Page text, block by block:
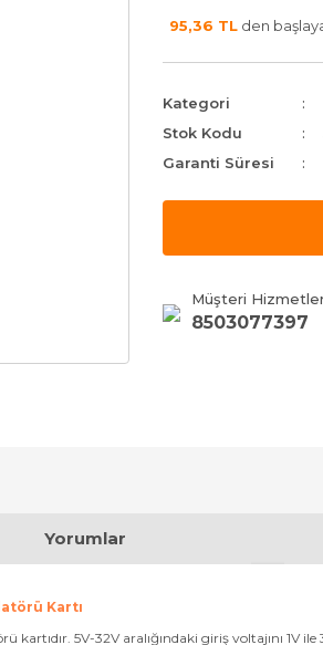
95,36 TL den
Kategori
Stok Kodu
Garanti Süresi
Müşteri
8503077397
Yorumlar
Kartı
5V-32V aralığındaki giriş voltajını 1V